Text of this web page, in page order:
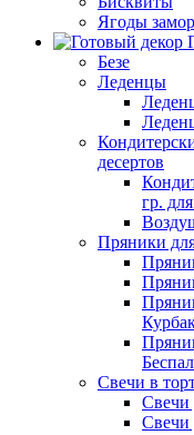
Ягоды
Безе
Леденцы
десертов
гр.
Пряники
Свечи в
Свечи
Свечи